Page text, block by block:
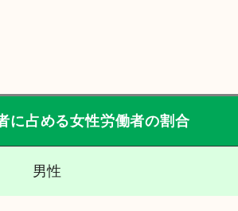
に占める女性労働者の割合
男性